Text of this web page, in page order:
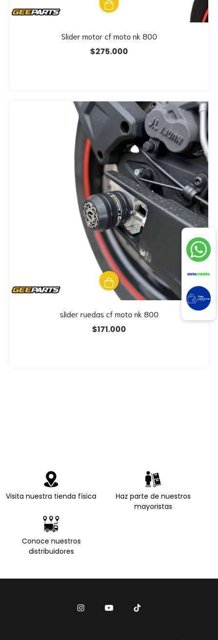
Slider motor cf moto nk 800
$275.000
slider ruedas cf moto nk 800
$171.000
Visita nuestra tienda física
Haz parte de nuestros
mayoristas
Conoce nuestros
distribuidores